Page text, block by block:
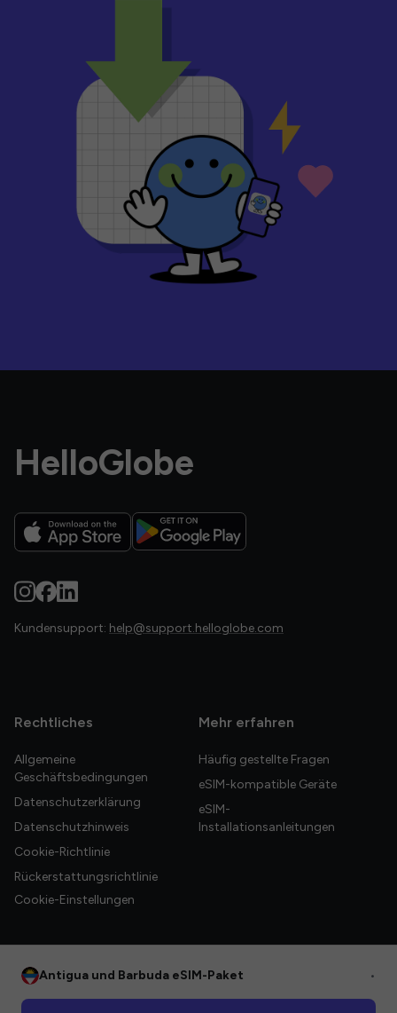
HelloGlobe
Kundensupport: help@support.helloglobe.com
Rechtliches
Allgemeine
Geschäftsbedingungen
Datenschutzerklärung
Datenschutzhinweis
Cookie-Richtlinie
Rückerstattungsrichtlinie
Cookie-Einstellungen
Mehr erfahren
Häufig gestellte Fragen
eSIM-kompatible Geräte
eSIM-
Installationsanleitungen
Antigua und Barbuda eSIM-Paket •